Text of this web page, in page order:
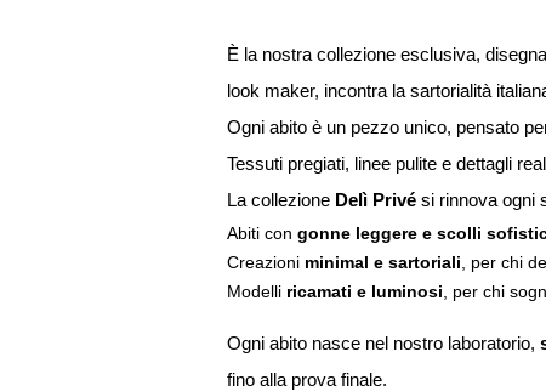
È la nostra collezione esclusiva,
look maker, incontra la sartorialità
Ogni abito è un pezzo unico, pensato
Tessuti pregiati, linee pulite e dettagli
La collezione Delì Privé si rinnova ogni
Abiti con gonne leggere e scolli
Creazioni minimal e sartoriali , per chi
Modelli ricamati e luminosi , per chi
Ogni abito nasce nel nostro laboratorio,
fino alla prova finale.